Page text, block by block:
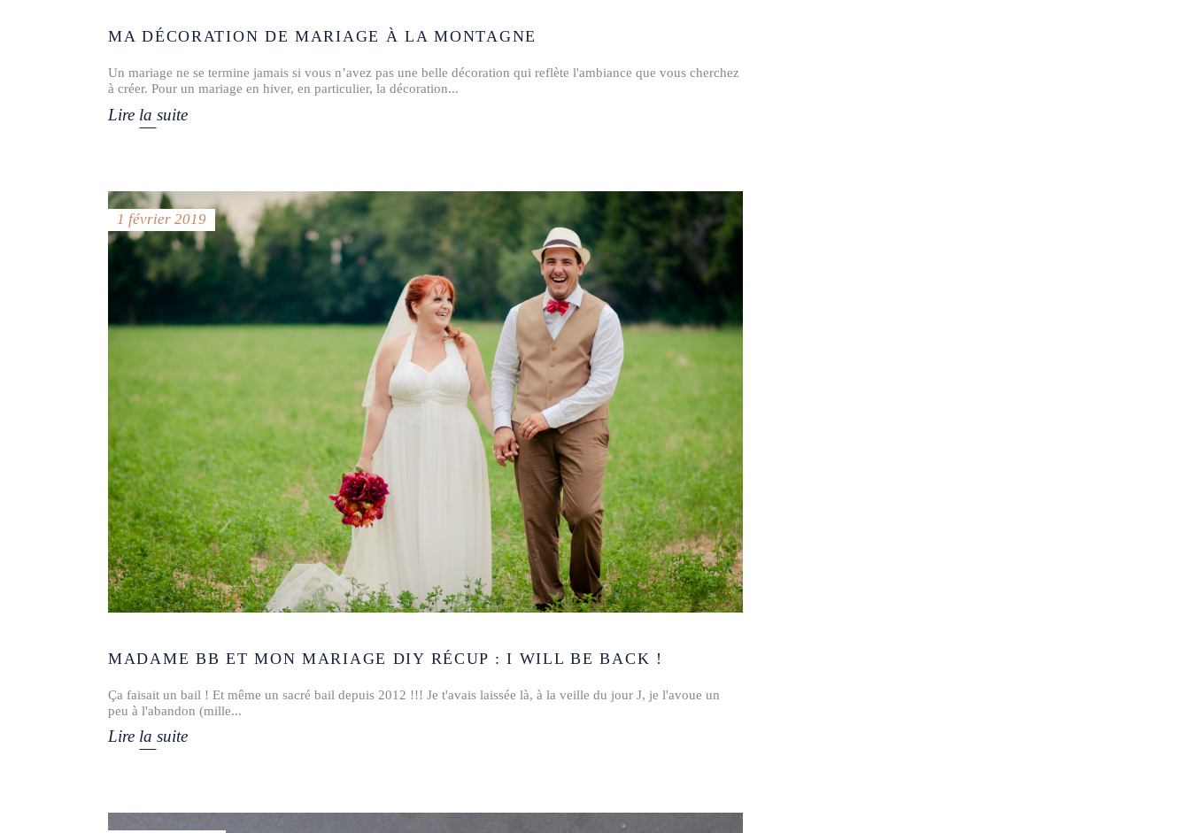
MA DÉCORATION DE MARIAGE À LA MONTAGNE
Un mariage ne se termine jamais si vous n’avez pas une belle décoration qui reflète l'ambiance que vous cherchez
à créer. Pour un mariage en hiver, en particulier, la décoration
Lire la suite
1 février 2019
MADAME BB ET MON MARIAGE DIY RÉCUP : I WILL BE BACK !
Ça faisait un bail ! Et même un sacré bail depuis 2012 !!! Je t'avais laissée là, à la veille du jour J, je l'avoue un
peu à l'abandon (mille
Lire la suite